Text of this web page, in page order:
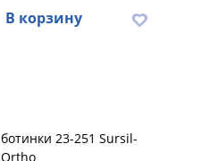
В корзину
ботинки 23-251 Sursil-
Ortho